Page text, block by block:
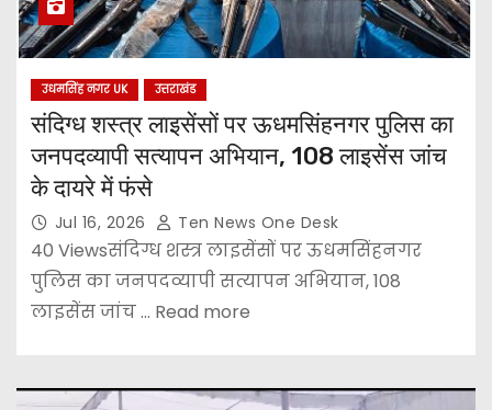
उधमसिंह नगर UK उत्तराखंड
संदिग्ध शस्त्र लाइसेंसों पर ऊधमसिंहनगर पुलिस का
जनपदव्यापी सत्यापन अभियान, 108 लाइसेंस जांच
के दायरे में फंसे
Jul 16, 2026 Ten News One Desk
40 Viewsसंदिग्ध शस्त्र लाइसेंसों पर ऊधमसिंहनगर
पुलिस का जनपदव्यापी सत्यापन अभियान, 108
लाइसेंस जांच ... Read more